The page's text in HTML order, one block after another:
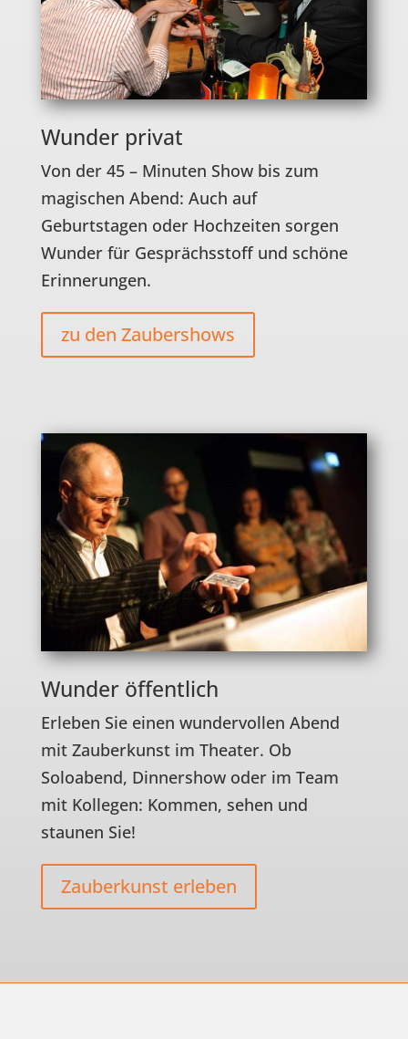
Wunder privat
Von der 45 – Minuten Show bis zum
magischen Abend: Auch auf
Geburtstagen oder Hochzeiten sorgen
Wunder für Gesprächsstoff und schöne
Erinnerungen.
zu den Zaubershows
Wunder öffentlich
Erleben Sie einen wundervollen Abend
mit Zauberkunst im Theater. Ob
Soloabend, Dinnershow oder im Team
mit Kollegen: Kommen, sehen und
staunen Sie!
Zauberkunst erleben